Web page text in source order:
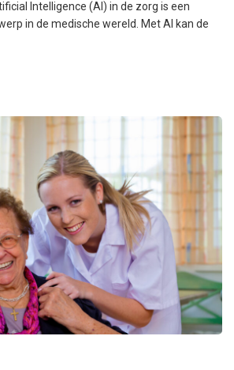
Intelligence (AI) in de zorg is een
in de medische wereld. Met AI kan de